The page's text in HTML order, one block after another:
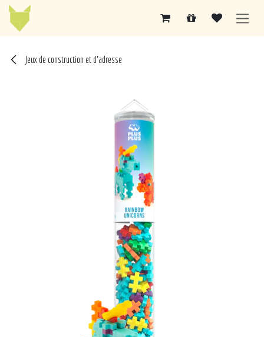
Se rendre au contenu
Jeux de construction et d'adresse